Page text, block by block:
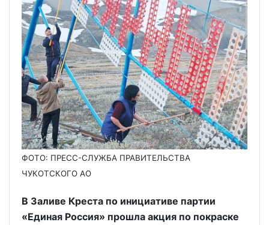
ФОТО: ПРЕСС-СЛУЖБА ПРАВИТЕЛЬСТВА
ЧУКОТСКОГО АО
В Заливе Креста по инициативе партии
«Единая Россия» прошла акция по покраске